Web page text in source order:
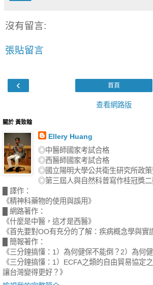
沒有留言:
張貼留言
‹ 首頁
查看網路版
關於 黃致翰
Ellery Huang
◎中醫師國家考試合格
◎西醫師國家考試合格
◎國立陽明大學公共衛生研究所政
◎第三屆人與自然科普寫作桂冠獎二
█ 譯作：
《精神科藥物的使用與誤用》
█ 網路著作：
《什麼是中醫，這才是西醫》
《首先要對OO有充分的了解：疾病概念學與實
█ 簡報著作：
《三分鐘搞懂：1）為何健保不能倒？2）為何
《三分鐘搞懂：1）ECFA之類的自由貿易協定
讓台灣變得更好？》